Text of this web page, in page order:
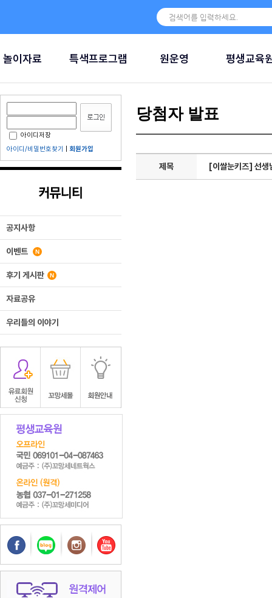
놀이자료 특색프로그램 원운영 평생교육
아이디저장
아이디/비밀번호찾기
회원가입
공지사항
이벤트
후기 게시판
자료공유
우리들의 이야기
당첨자 발표
제목 [이쌀눈키즈] 선생